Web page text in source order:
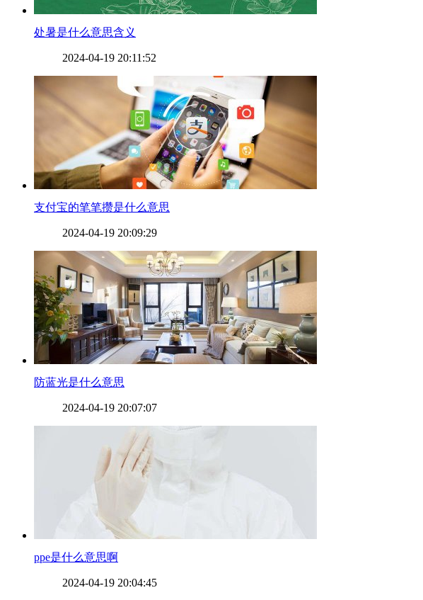
​处暑是什么意思含义
2024-04-19 20:11:52
​支付宝的笔笔攒是什么意思
2024-04-19 20:09:29
​防蓝光是什么意思
2024-04-19 20:07:07
​ppe是什么意思啊
2024-04-19 20:04:45